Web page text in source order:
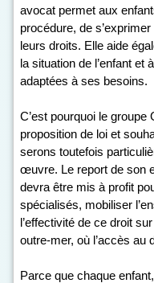
avocat permet aux
procédure, de
leurs droits. Elle aide
la situation de l’enfant et
adaptées à ses besoins.
C’est pourquoi le
proposition de loi et
serons toutefois
œuvre. Le report de son
devra être mis à profit
spécialisés, mobiliser
l’effectivité de ce droit
outre-mer, où l’accès au
Parce que chaque enfant,